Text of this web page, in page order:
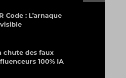
Code : L’arnaque
chute des faux
100% IA